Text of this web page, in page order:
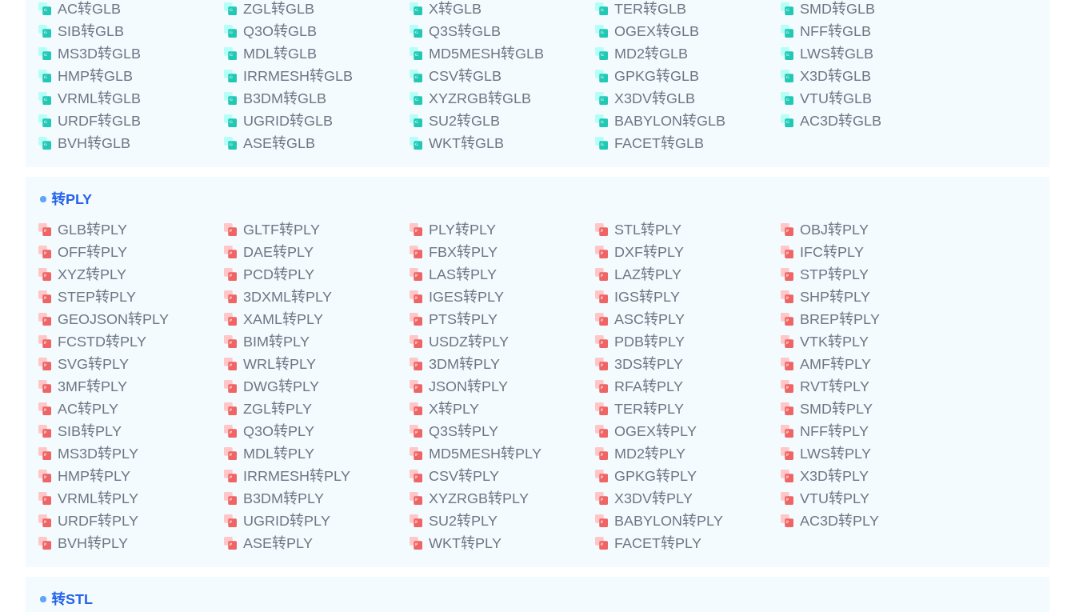
AC转GLB
ZGL转GLB X转GLB TER转GLB
SMD转GLB
SIB转GLB
Q3O转GLB Q3S转GLB OGEX转GLB
NFF转GLB
MS3D转GLB
MDL转GLB MD5MESH转GLB MD2转GLB
LWS转GLB
HMP转GLB
IRRMESH转GLB CSV转GLB GPKG转GLB
X3D转GLB
VRML转GLB
B3DM转GLB XYZRGB转GLB X3DV转GLB
VTU转GLB
URDF转GLB
UGRID转GLB SU2转GLB BABYLON转GLB
AC3D转GLB
BVH转GLB
ASE转GLB WKT转GLB FACET转GLB
转PLY
GLB转PLY
GLTF转PLY PLY转PLY STL转PLY
OBJ转PLY
OFF转PLY
DAE转PLY FBX转PLY DXF转PLY
IFC转PLY
XYZ转PLY
PCD转PLY LAS转PLY LAZ转PLY
STP转PLY
STEP转PLY
3DXML转PLY IGES转PLY IGS转PLY
SHP转PLY
GEOJSON转PLY
XAML转PLY PTS转PLY ASC转PLY
BREP转PLY
FCSTD转PLY
BIM转PLY USDZ转PLY PDB转PLY
VTK转PLY
SVG转PLY
WRL转PLY 3DM转PLY 3DS转PLY
AMF转PLY
3MF转PLY
DWG转PLY JSON转PLY RFA转PLY
RVT转PLY
AC转PLY
ZGL转PLY X转PLY TER转PLY
SMD转PLY
SIB转PLY
Q3O转PLY Q3S转PLY OGEX转PLY
NFF转PLY
MS3D转PLY
MDL转PLY MD5MESH转PLY MD2转PLY
LWS转PLY
HMP转PLY
IRRMESH转PLY CSV转PLY GPKG转PLY
X3D转PLY
VRML转PLY
B3DM转PLY XYZRGB转PLY X3DV转PLY
VTU转PLY
URDF转PLY
UGRID转PLY SU2转PLY BABYLON转PLY
AC3D转PLY
BVH转PLY
ASE转PLY WKT转PLY FACET转PLY
转STL